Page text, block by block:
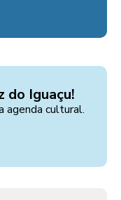
do Iguaçu!
agenda cultural.